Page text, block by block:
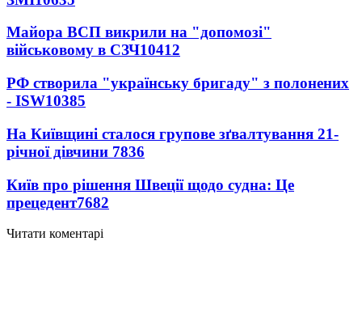
Майора ВСП викрили на "допомозі"
військовому в СЗЧ10412
РФ створила "українську бригаду" з полонених
- ISW10385
На Київщині сталося групове зґвалтування 21-
річної дівчини 7836
Київ про рішення Швеції щодо судна: Це
прецедент7682
Читати коментарі